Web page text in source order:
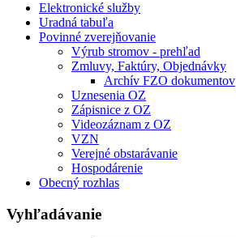
Elektronické služby
Uradná tabuľa
Povinné zverejňovanie
Výrub stromov - prehľad
Zmluvy, Faktúry, Objednávky
Archív FZO dokumentov
Uznesenia OZ
Zápisnice z OZ
Videozáznam z OZ
VZN
Verejné obstarávanie
Hospodárenie
Obecný rozhlas
Vyhľadávanie